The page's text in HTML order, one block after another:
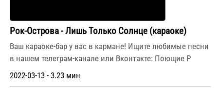
Рок-Острова - Лишь Только Солнце (караоке)
Ваш караоке-бар у вас в кармане! Ищите любимые песни
в нашем телеграм-канале или Вконтакте: Поющие Р
2022-03-13 - 3.23 мин